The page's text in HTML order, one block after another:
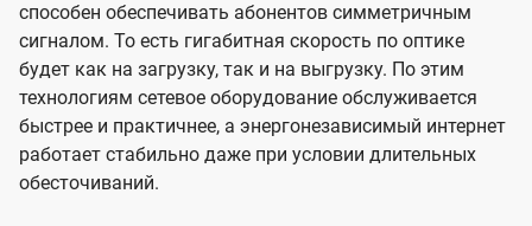
способен обеспечивать абонентов симметричным
сигналом. То есть гигабитная скорость по оптике
будет как на загрузку, так и на выгрузку. По этим
технологиям сетевое оборудование обслуживается
быстрее и практичнее, а энергонезависимый интернет
работает стабильно даже при условии длительных
обесточиваний.